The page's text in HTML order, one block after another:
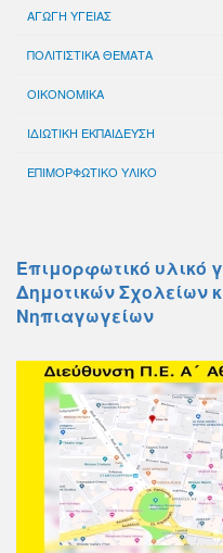
ΑΓΩΓΗ ΥΓΕΙΑΣ
ΠΟΛΙΤΙΣΤΙΚΑ ΘΕΜΑΤΑ
ΟΙΚΟΝΟΜΙΚΑ
ΙΔΙΩΤΙΚΗ ΕΚΠΑΙΔΕΥΣΗ
ΕΠΙΜΟΡΦΩΤΙΚΟ ΥΛΙΚΟ
Επιμορφωτικό υλικό
Δημοτικών Σχολείων
Νηπιαγωγείων